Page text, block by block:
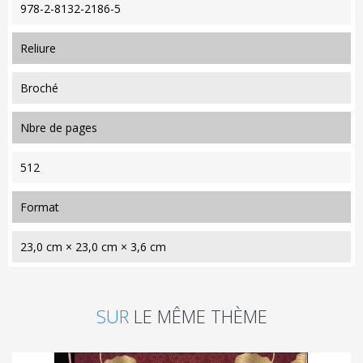
978-2-8132-2186-5
reliure
Broché
nbre de pages
512
format
23,0 cm × 23,0 cm × 3,6 cm
SUR LE MÊME THÈME